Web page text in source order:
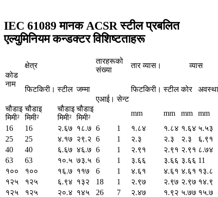
IEC 61089 मानक ACSR स्टील प्रबलित
एल्युमिनियम कन्डक्टर विशिष्टताहरू
कोड
नाम
क्षेत्र
तारहरूको
संख्या
तार व्यास। व्यास
फिटकिरी। स्टील जम्मा
एआई। सेन्ट
फिटकिरी। स्टील कोर
चौडाइ
मिमी²
चौडाइ
मिमी²
चौडाइ
मिमी²
चौडाइ
मिमी²
mm mm mm
mm
16
16 २.६७ १८.७ 6 1 १.८४ १.८४ १.६४ ५.५३
25
25 ४.१७ २९.२ 6 1 २.३ २.३ २.३
६.९१
40
40 ६.६७ ४६.७ 6 1 २.९१ २.९१ २.९१ ८.७४
63
63 १०.५ ७३.५ 6 1 ३.६६ ३.६६ ३.६६ 11
१००
१०० १६.७ ११७ 6 1 ४.६१ ४.६१ ४.६१ १३.८
१२५
१२५ ६.९४ १३२ 18 1 २.९७ २.९७ २.९७ १४.९
१२५
१२५ २०.४ १४५ 26 7 २.४७ १.९२ ५.७७ १५.७